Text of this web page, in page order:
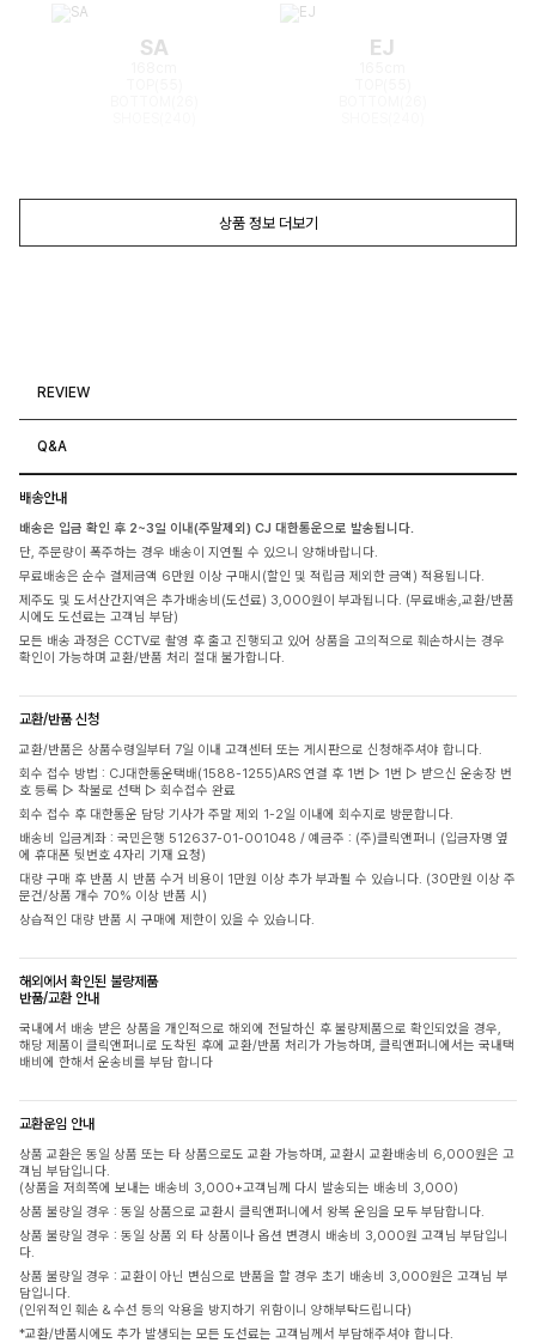
SA EJ
상품 정보 더보기
REVIEW
Q&A
배송안내
배송은 입금 확인 후 2~3일 이내(주말제외) CJ 대한통운으로 발송됩니다.
단, 주문량이 폭주하는 경우 배송이 지연될 수 있으니 양해바랍니다.
무료배송은 순수 결제금액 6만원 이상 구매시(할인 및 적립금 제외한 금액) 적용됩니다.
제주도 및 도서산간지역은 추가배송비(도선료) 3,000원이 부과됩니다. (무료배송,교환/반품
시에도 도선료는 고객님 부담)
모든 배송 과정은 CCTV로 촬영 후 출고 진행되고 있어 상품을 고의적으로 훼손하시는 경우
확인이 가능하며 교환/반품 처리 절대 불가합니다.
교환/반품 신청
교환/반품은 상품수령일부터 7일 이내 고객센터 또는 게시판으로 신청해주셔야 합니다.
회수 접수 방법 : CJ대한통운택배(1588-1255)ARS 연결 후 1번 ▷ 1번 ▷ 받으신 운송장 번
호 등록 ▷ 착불로 선택 ▷ 회수접수 완료
회수 접수 후 대한통운 담당 기사가 주말 제외 1-2일 이내에 회수지로 방문합니다.
배송비 입금계좌 : 국민은행 512637-01-001048 / 예금주 : (주)클릭앤퍼니 (입금자명 옆
에 휴대폰 뒷번호 4자리 기재 요청)
대량 구매 후 반품 시 반품 수거 비용이 1만원 이상 추가 부과될 수 있습니다. (30만원 이상 주
문건/상품 개수 70% 이상 반품 시)
상습적인 대량 반품 시 구매에 제한이 있을 수 있습니다.
해외에서 확인된 불량제품
반품/교환 안내
국내에서 배송 받은 상품을 개인적으로 해외에 전달하신 후 불량제품으로 확인되었을 경우,
해당 제품이 클릭앤퍼니로 도착된 후에 교환/반품 처리가 가능하며, 클릭앤퍼니에서는 국내택
배비에 한해서 운송비를 부담 합니다
교환운임 안내
상품 교환은 동일 상품 또는 타 상품으로도 교환 가능하며, 교환시 교환배송비 6,000원은 고
객님 부담입니다.
(상품을 저희쪽에 보내는 배송비 3,000+고객님께 다시 발송되는 배송비 3,000)
상품 불량일 경우 : 동일 상품으로 교환시 클릭앤퍼니에서 왕복 운임을 모두 부담합니다.
상품 불량일 경우 : 동일 상품 외 타 상품이나 옵션 변경시 배송비 3,000원 고객님 부담입니
다.
상품 불량일 경우 : 교환이 아닌 변심으로 반품을 할 경우 초기 배송비 3,000원은 고객님 부
담입니다.
(인위적인 훼손 & 수선 등의 악용을 방지하기 위함이니 양해부탁드립니다)
*교환/반품시에도 추가 발생되는 모든 도선료는 고객님께서 부담해주셔야 합니다.